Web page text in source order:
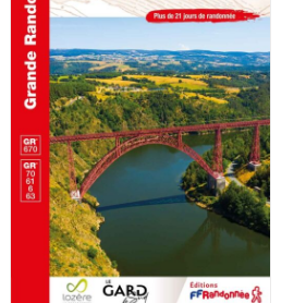
AJOUTER AU PANIER
/
DÉTAILS